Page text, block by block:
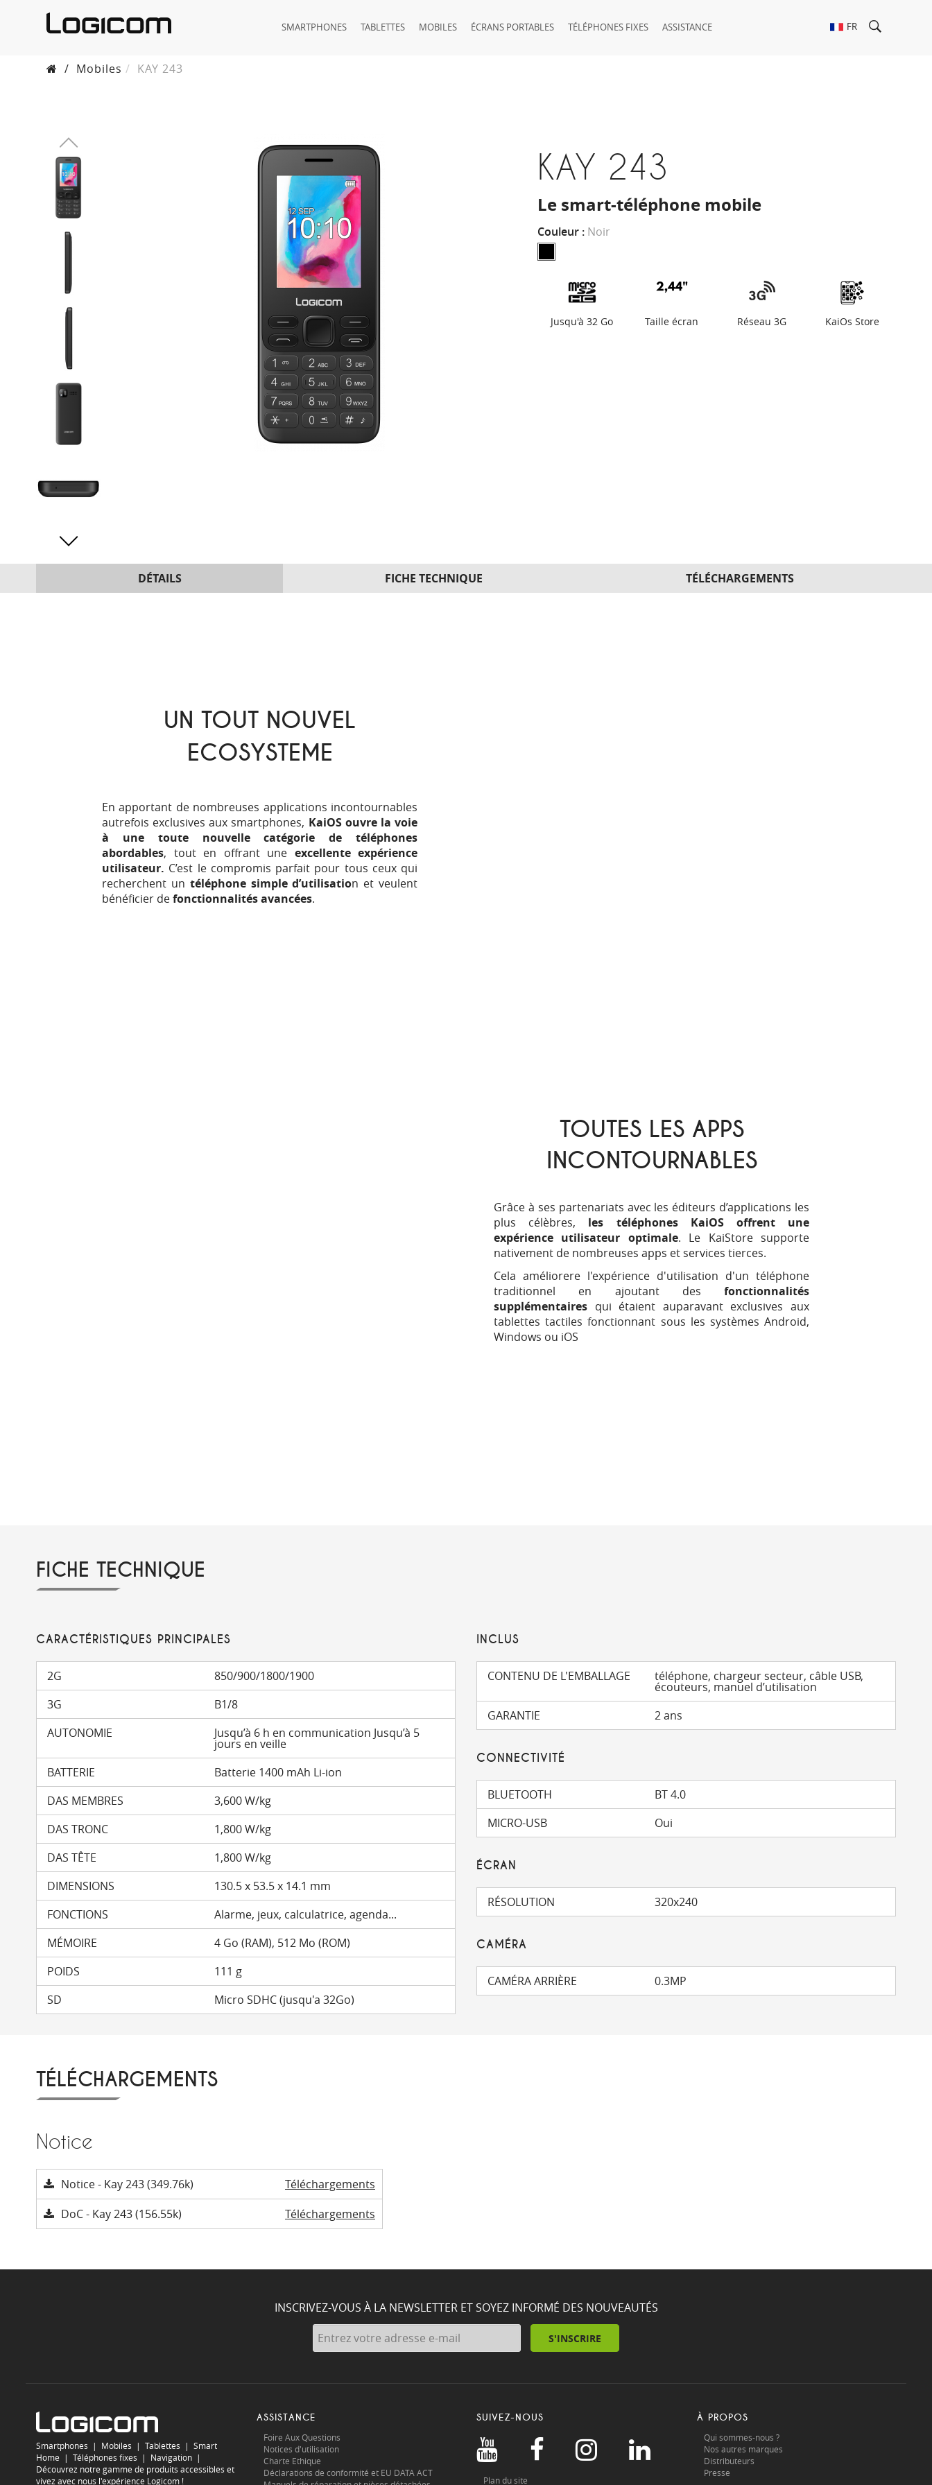
SMARTPHONES TABLETTES MOBILES ÉCRANS PORTABLES TÉLÉPHONES FIXES ASSISTANCE FR
/ Mobiles KAY 243
KAY 243
Le smart-téléphone mobile
Couleur : Noir
Jusqu'à 32 Go Taille écran Réseau 3G KaiOs Store
DÉTAILS FICHE TECHNIQUE TÉLÉCHARGEMENTS
UN TOUT NOUVEL
ECOSYSTEME
En apportant de nombreuses applications incontournables
autrefois exclusives aux smartphones, KaiOS ouvre la voie
à une toute nouvelle catégorie de téléphones
abordables, tout en offrant une excellente expérience
utilisateur. C’est le compromis parfait pour tous ceux qui
recherchent un téléphone simple d’utilisation et veulent
bénéficier defonctionnalités avancées.
TOUTES LES APPS
INCONTOURNABLES
Grâce à ses partenariats avec les éditeurs d’applications les
plus célèbres, les téléphones KaiOS offrent une
expérience utilisateur optimale. Le KaiStore supporte
nativement de nombreuses apps et services tierces.
Cela améliorere l'expérience d'utilisation d'un téléphone
traditionnel en ajoutant des fonctionnalités
supplémentaires qui étaient auparavant exclusives aux
tablettes tactiles fonctionnant sous les systèmes Android,
Windows ou iOS
FICHE TECHNIQUE
CARACTÉRISTIQUES PRINCIPALES
2G
850/900/1800/1900
3G
B1/8
AUTONOMIE
Jusqu’à 6 h en communication Jusqu’à 5
jours en veille
BATTERIE
Batterie 1400 mAh Li-ion
DAS MEMBRES
3,600 W/kg
DAS TRONC
1,800 W/kg
DAS TÊTE
1,800 W/kg
DIMENSIONS
130.5 x 53.5 x 14.1 mm
FONCTIONS
Alarme, jeux, calculatrice, agenda...
MÉMOIRE
4 Go (RAM), 512 Mo (ROM)
POIDS
111 g
SD
Micro SDHC (jusqu'a 32Go)
INCLUS
CONTENU DE L'EMBALLAGE téléphone, chargeur secteur, câble USB,
écouteurs, manuel d’utilisation
GARANTIE
2 ans
CONNECTIVITÉ
BLUETOOTH
BT 4.0
MICRO-USB
Oui
ÉCRAN
RÉSOLUTION 320x240
CAMÉRA
CAMÉRA ARRIÈRE 0.3MP
TÉLÉCHARGEMENTS
Notice
Notice - Kay 243 (349.76k)
Téléchargements
DoC - Kay 243 (156.55k)
Téléchargements
INSCRIVEZ-VOUS À LA NEWSLETTER ET SOYEZ INFORMÉ DES NOUVEAUTÉS
S'INSCRIRE
Smartphones | Mobiles | Tablettes | Smart
Home | Téléphones fixes | Navigation |
Découvrez notre gamme de produits accessibles et
vivez avec nous l'expérience Logicom !
ASSISTANCE
Foire Aux Questions
Notices d'utilisation
Charte Ethique
Déclarations de conformité et EU DATA ACT
SUIVEZ-NOUS
Plan du site
À PROPOS
Qui sommes-nous ?
Nos autres marques
Distributeurs
Presse